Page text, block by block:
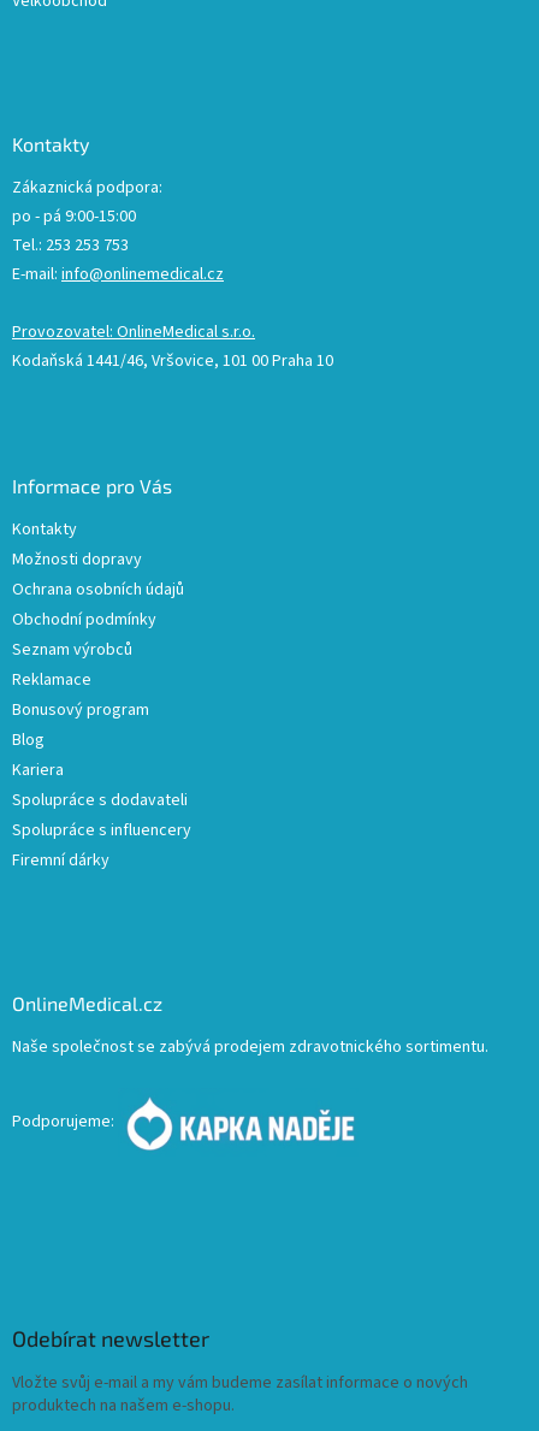
Kontakty
Zákaznická podpora:
po - pá 9:00-15:00
Tel.: 253 253 753
E-mail: info@onlinemedical.cz
Provozovatel: OnlineMedical s.r.o.
Kodaňská 1441/46, Vršovice, 101 00 Praha 10
Informace pro Vás
Kontakty
Možnosti dopravy
Ochrana osobních údajů
Obchodní podmínky
Seznam výrobců
Reklamace
Bonusový program
Blog
Kariera
Spolupráce s dodavateli
Spolupráce s influencery
Firemní dárky
OnlineMedical.cz
Naše společnost se zabývá prodejem zdravotnického sortimentu.
Podporujeme:
Odebírat newsletter
Vložte svůj e-mail a my vám budeme zasílat informace o nových
produktech na našem e-shopu.